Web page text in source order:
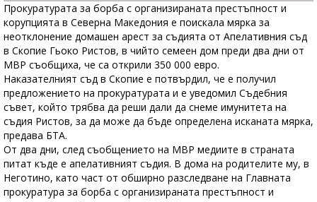
Прокуратурата за борба с организираната престъпност и
корупцията в Северна Македония е поискала мярка за
неотклонение домашен арест за съдията от Апелативния съд
в Скопие Гьоко Ристов, в чийто семеен дом преди два дни от
МВР съобщиха, че са открили 350 000 евро.
Наказателният съд в Скопие е потвърдил, че е получил
предложението на прокуратурата и е уведомил Съдебния
съвет, който трябва да реши дали да снеме имунитета на
съдия Ристов, за да може да бъде определена исканата мярка,
предава БТА.
От два дни, след съобщението на МВР медиите в страната
питат къде е апелативният съдия. В дома на родителите му, в
Неготино, като част от обширно разследване на Главната
прокуратура за борба с организираната престъпност и